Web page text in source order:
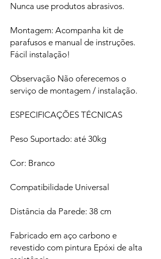
Nunca use produtos abrasivos.
Montagem: Acompanha kit de
parafusos e manual de instruções.
Fácil instalação!
Observação Não oferecemos o
serviço de montagem / instalação.
ESPECIFICAÇÕES TÉCNICAS
Peso Suportado: até 30kg
Cor: Branco
Compatibilidade Universal
Distância da Parede: 38 cm
Fabricado em aço carbono e
revestido com pintura Epóxi de alta